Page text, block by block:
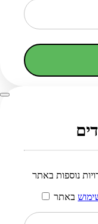
נוספות באתר
באתר